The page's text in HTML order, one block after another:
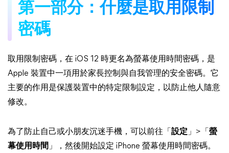
第一部分：什麼是取用限制
密碼
取用限制密碼，在 iOS 12 時更名為螢幕使用時間密碼，是
Apple 裝置中一項用於家長控制與自我管理的安全密碼。它
主要的作用是保護裝置中的特定限制設定，以防止他人隨意
修改。
為了防止自己或小朋友沉迷手機，可以前往「 設定 」>「 螢
幕使用時間 」，然後開始設定 iPhone 螢幕使用時間密碼。